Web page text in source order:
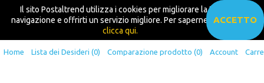
Il sito Postaltrend utilizza i cookies per migliorare la tua
navigazione e offrirti un servizio migliore. Per saperne di più
clicca qui.
ACCETTO
Home Lista dei Desideri (0) Comparazione prodotto (0) Account